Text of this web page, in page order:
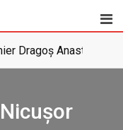
Dragoș Anastasiu